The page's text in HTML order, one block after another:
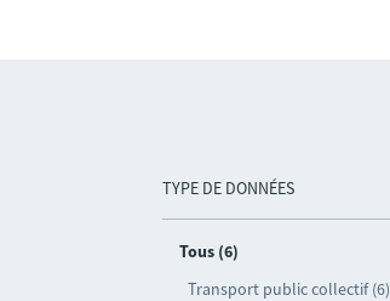
TYPE DE DONNÉES
Tous (6)
Transport public collectif (6)